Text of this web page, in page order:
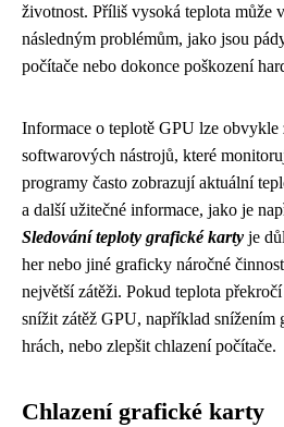
životnost. Příliš vysoká teplota může
následným problémům, jako jsou
počítače nebo dokonce poškození
Informace o teplotě GPU lze obvykle
softwarových nástrojů, které
programy často zobrazují aktuální
a další užitečné informace, jako je
Sledování teploty grafické karty je
her nebo jiné graficky náročné
největší zátěži. Pokud teplota
snížit zátěž GPU, například snížením
hrách, nebo zlepšit chlazení počítače.
Chlazení grafické karty